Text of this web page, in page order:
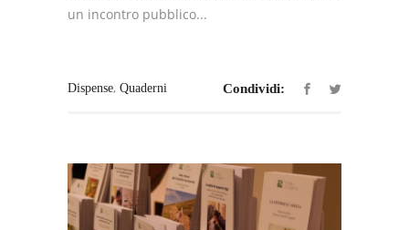
un incontro pubblico...
Dispense, Quaderni Condividi: